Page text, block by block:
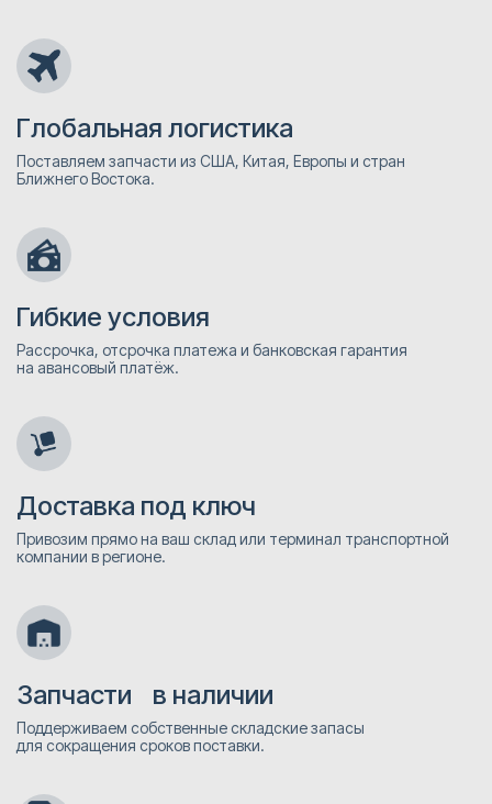
Глобальная логистика
Поставляем запчасти из США, Китая, Европы и стран
Ближнего Востока.
Гибкие условия
Рассрочка, отсрочка платежа и банковская гарантия
на авансовый платёж.
Доставка под ключ
Привозим прямо на ваш склад или терминал транспортной
компании в регионе.
Запчасти в наличии
Поддерживаем собственные складские запасы
для сокращения сроков поставки.